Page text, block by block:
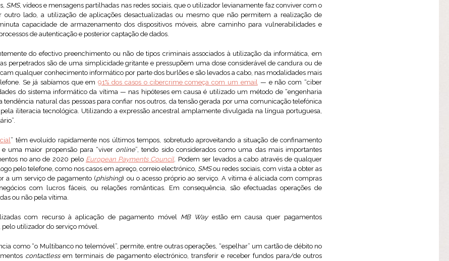
SMS, vídeos e mensagens partilhadas nas redes sociais, que o utilizador levianamente faz conviver com o
outro lado, a utilização de aplicações desactualizadas ou mesmo que não permitem a realização de
capacidade de armazenamento dos dispositivos móveis, abre caminho para vulnerabilidades e
de autenticação e posterior captação de dados.
do efectivo preenchimento ou não de tipos criminais associados à utilização da informática, em
perpetrados são de uma simplicidade gritante e pressupõem uma dose considerável de candura ou de
qualquer conhecimento informático por parte dos burlões e são levados a cabo, nas modalidades mais
Se já sabíamos que em91% dos casos o cibercrime começa com um email— e não com “ciber
do sistema informático da vítima — nas hipóteses em causa é utilizado um método de “engenharia
tendência natural das pessoas para confiar nos outros, da tensão gerada por uma comunicação telefónica
iliteracia tecnológica. Utilizando a expressão ancestral amplamente divulgada na língua portuguesa,
” têm evoluído rapidamente nos últimos tempos, sobretudo aproveitando a situação de confinamento
uma maior propensão para “viver online”, tendo sido considerados como uma das mais importantes
no ano de 2020 pelo European Payments Council. Podem ser levados a cabo através de qualquer
pelo telefone, como nos casos em apreço, correio electrónico, SMSou redes sociais, com vista a obter as
a um serviço de pagamento (phishing) ou o acesso próprio ao serviço. A vítima é aliciada com compras
com lucros fáceis, ou relações românticas. Em consequência, são efectuadas operações de
ou não pela vítima.
com recurso à aplicação de pagamento móvel MB Way estão em causa quer pagamentos
utilizador do serviço móvel.
como “o Multibanco no telemóvel”, permite, entre outras operações, “espelhar” um cartão de débito no
contactlessem terminais de pagamento electrónico, transferir e receber fundos para/de outros